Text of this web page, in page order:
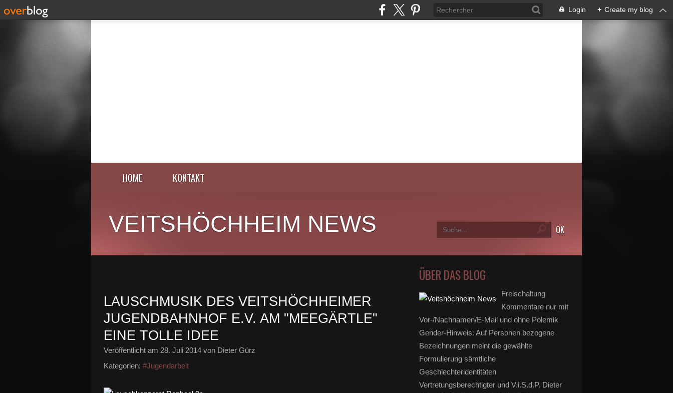
Login + Create my blog
HOME KONTAKT
VEITSHÖCHHEIM NEWS
LAUSCHMUSIK DES VEITSHÖCHHEIMER
JUGENDBAHNHOF E.V. AM "MEEGÄRTLE"
EINE TOLLE IDEE
Veröffentlicht am 28. Juli 2014 von Dieter Gürz
Kategorien: #Jugendarbeit
ÜBER DAS BLOG
Freischaltung
Kommentare nur mit
Vor-/Nachnamen/E-Mail und ohne Polemik
Gender-Hinweis: Auf Personen bezogene
Bezeichnungen meint die gewählte
Formulierung sämtliche
Geschlechteridentitäten
Vertretungsberechtigter und V.i.S.d.P. Dieter